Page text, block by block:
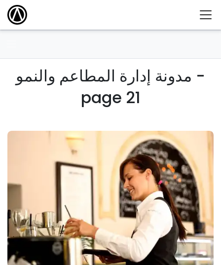
مدونة إدارة المطاعم والنمو -
page 21